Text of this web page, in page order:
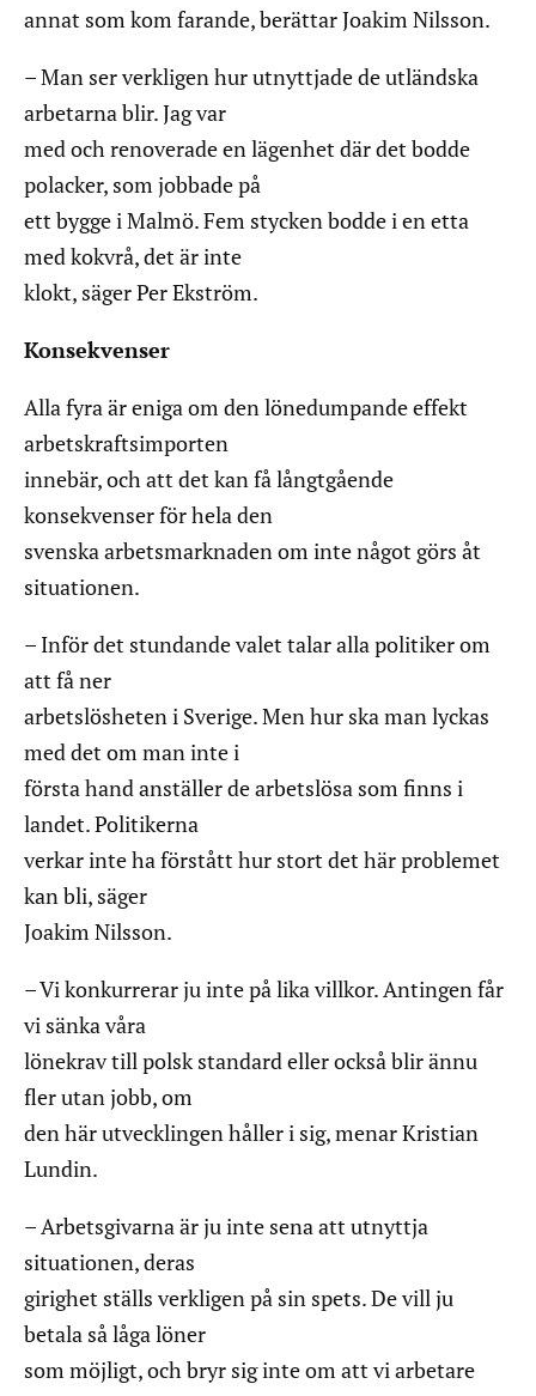
annat som kom farande, berättar Joakim Nilsson.
– Man ser verkligen hur utnyttjade de utländska
arbetarna blir. Jag var
med och renoverade en lägenhet där det bodde
polacker, som jobbade på
ett bygge i Malmö. Fem stycken bodde i en etta
med kokvrå, det är inte
klokt, säger Per Ekström.
Konsekvenser
Alla fyra är eniga om den lönedumpande effekt
arbetskraftsimporten
innebär, och att det kan få långtgående
konsekvenser för hela den
svenska arbetsmarknaden om inte något görs åt
situationen.
– Inför det stundande valet talar alla politiker om
att få ner
arbetslösheten i Sverige. Men hur ska man lyckas
med det om man inte i
första hand anställer de arbetslösa som finns i
landet. Politikerna
verkar inte ha förstått hur stort det här problemet
kan bli, säger
Joakim Nilsson.
– Vi konkurrerar ju inte på lika villkor. Antingen får
vi sänka våra
lönekrav till polsk standard eller också blir ännu
fler utan jobb, om
den här utvecklingen håller i sig, menar Kristian
Lundin.
– Arbetsgivarna är ju inte sena att utnyttja
situationen, deras
girighet ställs verkligen på sin spets. De vill ju
betala så låga löner
som möjligt, och bryr sig inte om att vi arbetare